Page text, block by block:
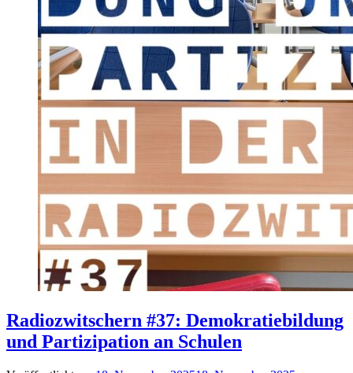
Radiozwitschern #37: Demokratiebildung
und Partizipation an Schulen